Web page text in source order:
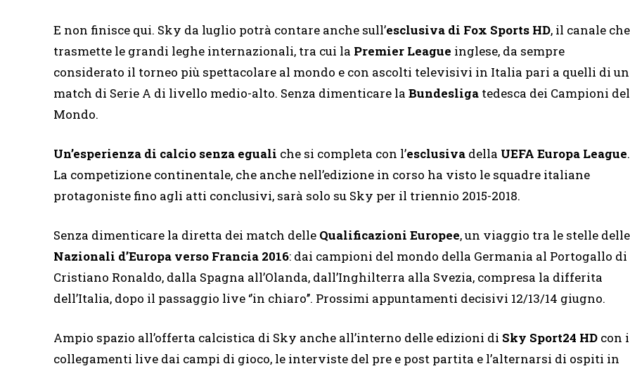
E non finisce qui. Sky da luglio potrà contare anche sull’esclusiva di Fox Sports HD, il canale che
trasmette le grandi leghe internazionali, tra cui la Premier League inglese, da sempre
considerato il torneo più spettacolare al mondo e con ascolti televisivi in Italia pari a quelli di un
match di Serie A di livello medio-alto. Senza dimenticare la Bundesliga tedesca dei Campioni del
Mondo.
Un’esperienza di calcio senza eguali che si completa con l’esclusiva della UEFA Europa League.
La competizione continentale, che anche nell’edizione in corso ha visto le squadre italiane
protagoniste fino agli atti conclusivi, sarà solo su Sky per il triennio 2015-2018.
Senza dimenticare la diretta dei match delle Qualificazioni Europee, un viaggio tra le stelle delle
Nazionali d’Europa verso Francia 2016: dai campioni del mondo della Germania al Portogallo di
Cristiano Ronaldo, dalla Spagna all’Olanda, dall’Inghilterra alla Svezia, compresa la differita
dell’Italia, dopo il passaggio live ‘’in chiaro’’. Prossimi appuntamenti decisivi 12/13/14 giugno.
Ampio spazio all’offerta calcistica di Sky anche all’interno delle edizioni di Sky Sport24 HD con i
collegamenti live dai campi di gioco, le interviste del pre e post partita e l’alternarsi di ospiti in